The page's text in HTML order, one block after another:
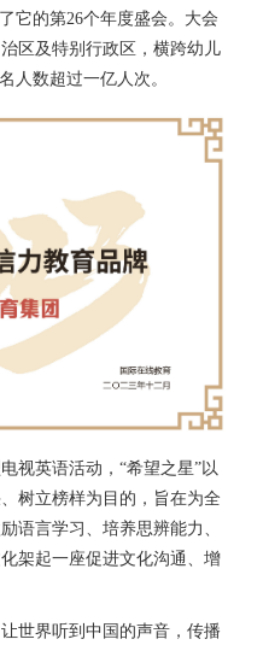
它的第26个年度盛会。大会
区及特别行政区，横跨幼儿
人数超过一亿人次。
视英语活动，“希望之星”以
树立榜样为目的，旨在为全
语言学习、培养思辨能力、
架起一座促进文化沟通、增
世界听到中国的声音，传播